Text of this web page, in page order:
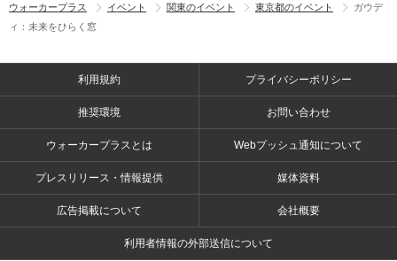
ウォーカープラス イベント 関東のイベント 東京都のイベント
ガウデ
ィ：未来をひらく窓
利用規約 プライバシーポリシー
推奨環境 お問い合わせ
ウォーカープラスとは Webプッシュ通知について
プレスリリース・情報提供 媒体資料
広告掲載について 会社概要
利用者情報の外部送信について